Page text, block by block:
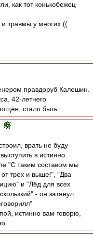
как тот конькобежец
и травмы у многих ((
правдоруб Калешин.
42-летнего
стало быть..
врать не буду
в истинно
"С таким составом мы
трех и выше!", "Два
и "Лёд для всех
- он затянул
истинно вам говорю,